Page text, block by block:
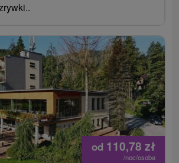
od 110,78 zł
/noc/osoba